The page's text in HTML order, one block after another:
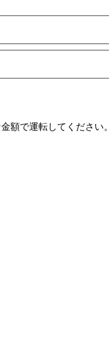
額で運転してください。